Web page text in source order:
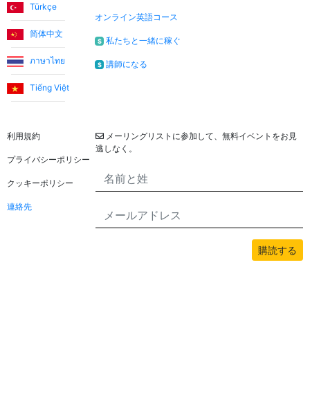
Türkçe
简体中文
ภาษาไทย
Tiếng Việt
オンライン英語コース
$ 私たちと一緒に稼ぐ
$ 講師になる
利用規約
プライバシーポリシー
クッキーポリシー
連絡先
メーリングリストに参加して、無料イベントをお見
逃しなく。
購読する